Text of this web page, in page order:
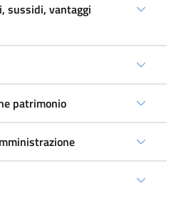
sussidi, vantaggi
patrimonio